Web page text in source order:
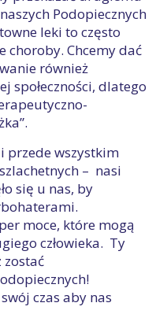
Podopiecznych
leki to często
choroby. Chcemy dać
również
społeczności, dlatego
przede wszystkim
– nasi
się u nas, by
moce, które mogą
człowieka. Ty
zostać
czas aby nas